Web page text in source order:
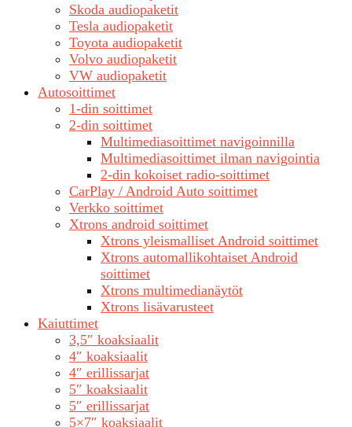
Skoda audiopaketit
Tesla audiopaketit
Toyota audiopaketit
Volvo audiopaketit
VW audiopaketit
Autosoittimet
1-din soittimet
2-din soittimet
Multimediasoittimet navigoinnilla
Multimediasoittimet ilman navigointia
2-din kokoiset radio-soittimet
CarPlay / Android Auto soittimet
Verkko soittimet
Xtrons android soittimet
Xtrons yleismalliset Android soittimet
Xtrons automallikohtaiset Android
soittimet
Xtrons multimedianäytöt
Xtrons lisävarusteet
Kaiuttimet
3,5″ koaksiaalit
4″ koaksiaalit
4″ erillissarjat
5″ koaksiaalit
5″ erillissarjat
5×7″ koaksiaalit